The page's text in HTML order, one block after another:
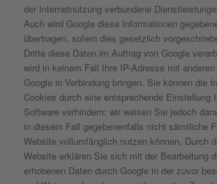
der Internetnutzung verbundene
Auch wird Google diese Informationen
übertragen, sofern dies gesetzlich
Dritte diese Daten im Auftrag von Google
wird in keinem Fall Ihre IP-Adresse mit
Google in Verbindung bringen. Sie können die
Cookies durch eine entsprechende Einstellung
Software verhindern; wir weisen Sie jedoch
in diesem Fall gegebenenfalls nicht sämtliche
Website vollumfänglich nutzen können. Durch
Website erklären Sie sich mit der Bearbeitung
erhobenen Daten durch Google in der zuvor